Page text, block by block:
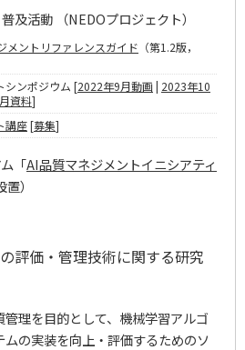
及活動 （NEDOプロジェクト）
メントリファレンスガイド （第1.2版，
シンポジウム [2022年9月動画 | 2023年10
資料]
講座[募集]
「AI品質マネジメントイニシアティ
）
評価・管理技術に関する研究
理を目的として、機械学習アルゴ
の実装を向上・評価するためのソ